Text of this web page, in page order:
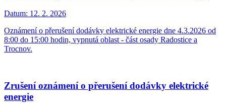
Datum: 12. 2. 2026
Oznámení o přerušení dodávky elektrické energie dne 4.3.2026 od
8:00 do 15:00 hodin, vypnutá oblast - část osady Radostice a
Trocnov.
Zrušení oznámení o přerušení dodávky elektrické
energie